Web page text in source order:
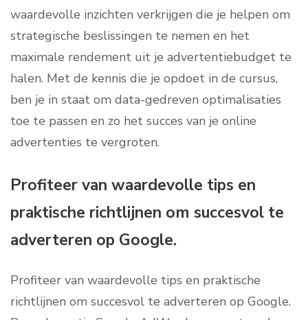
waardevolle inzichten verkrijgen die je helpen om
strategische beslissingen te nemen en het
maximale rendement uit je advertentiebudget te
halen. Met de kennis die je opdoet in de cursus,
ben je in staat om data-gedreven optimalisaties
toe te passen en zo het succes van je online
advertenties te vergroten.
Profiteer van waardevolle tips en
praktische richtlijnen om succesvol te
adverteren op Google.
Profiteer van waardevolle tips en praktische
richtlijnen om succesvol te adverteren op Google.